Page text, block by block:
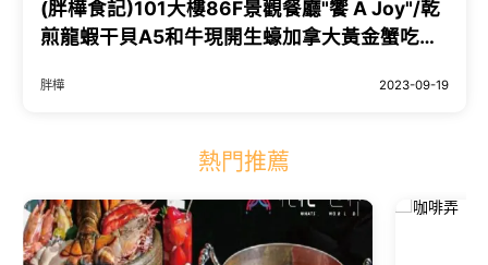
(胖樺食記)101大樓86F景觀餐廳"饗 A Joy"/乾
煎龍蝦干貝A5和牛現開生蠔加拿大黃金蟹吃到
buffet
胖樺 2023-09-19
熱門推薦